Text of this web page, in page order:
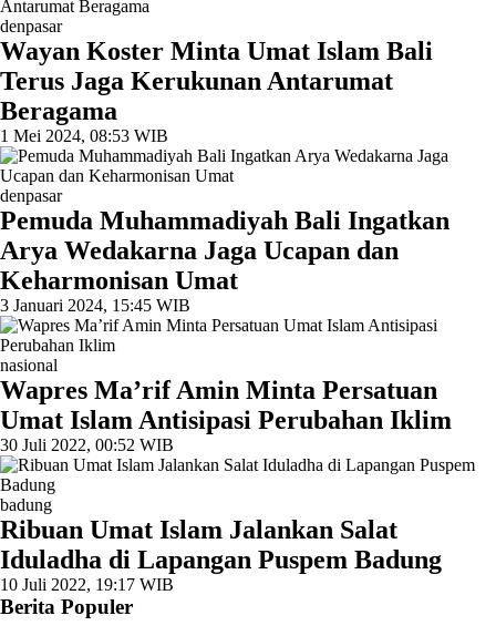
denpasar
Wayan Koster Minta Umat Islam Bali
Terus Jaga Kerukunan Antarumat
Beragama
1 Mei 2024, 08:53 WIB
denpasar
Pemuda Muhammadiyah Bali Ingatkan
Arya Wedakarna Jaga Ucapan dan
Keharmonisan Umat
3 Januari 2024, 15:45 WIB
nasional
Wapres Ma’rif Amin Minta Persatuan
Umat Islam Antisipasi Perubahan Iklim
30 Juli 2022, 00:52 WIB
badung
Ribuan Umat Islam Jalankan Salat
Iduladha di Lapangan Puspem Badung
10 Juli 2022, 19:17 WIB
Berita Populer